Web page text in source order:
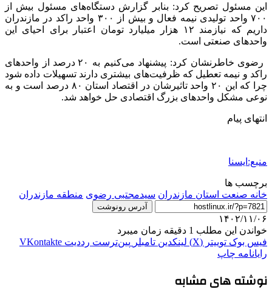
این مسئول تصریح کرد: بنابر گزارش دستگاه‌های مسئول بیش از
۷۰۰ واحد تولیدی نیمه فعال و بیش از ۳۰۰ واحد راکد در مازندران
داریم که نیازمند ۱۲ هزار میلیارد تومان اعتبار برای احیای این
واحدهای صنعتی است.
رضوی خاطرنشان کرد: پیشنهاد می‌کنیم به ۲۰ درصد از واحدهای
راکد و نیمه تعطیل که ظرفیت‌های بیشتری دارند تسهیلات داده شود
چرا که این ۲۰ واحد تاثیرشان در اقتصاد استان ۸۰ درصد است و به
نوعی مشکل واحدهای بزرگ اقتصادی حل خواهد شد.
انتهای پیام
منبع:ایسنا
برچسب ها
خانه صنعت استان مازندران سیدمجتبی رضوی منطقه مازندران
آدرس رونوشت
۱۴۰۲/۱۱/۰۶
خواندن این مطلب 1 دقیقه زمان میبرد
فیس بوک توییتر (X) لینکدین ‫تامبلر ‫پین‌ترست ‫رددیت ‫VKontakte
رایانامه چاپ
نوشته های مشابه